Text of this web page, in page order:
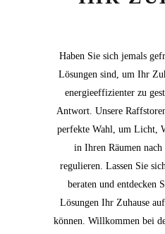
Haben Sie sich jemals
Lösungen sind, um Ihr
energieeffizienter zu
Antwort. Unsere
perfekte Wahl, um Licht,
in Ihren Räumen
regulieren. Lassen Sie
beraten und entdecken
Lösungen Ihr Zuhause
können. Willkommen bei